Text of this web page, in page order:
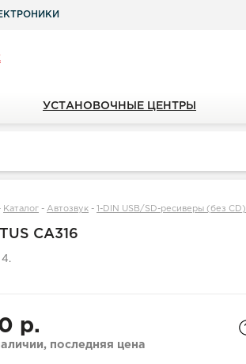
УСТАНОВОЧНЫЕ ЦЕНТРЫ
Каталог -Автозвук - 1-DIN USB/SD-ресиверы (без CD)
CA316
р.
последняя цена